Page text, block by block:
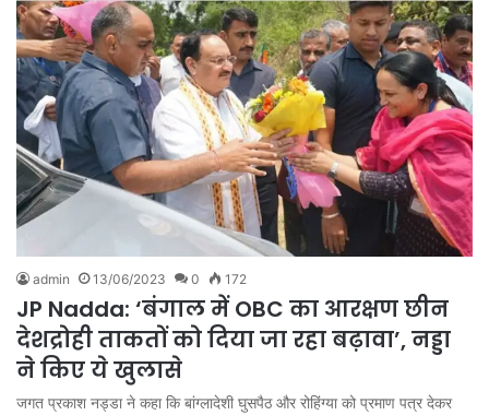
admin 13/06/2023 0 172
JP Nadda: ‘बंगाल में OBC का आरक्षण छीन
देशद्रोही ताकतों को दिया जा रहा बढ़ावा’, नड्डा
ने किए ये खुलासे
जगत प्रकाश नड्डा ने कहा कि बांग्लादेशी घुसपैठ और रोहिंग्या को प्रमाण पत्र देकर